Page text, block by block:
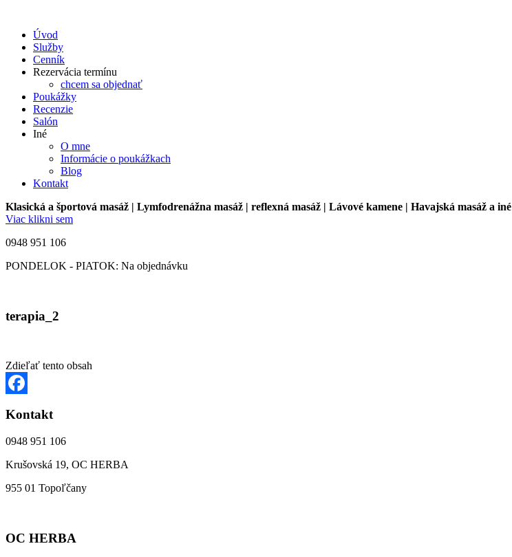
Úvod
Služby
Cenník
Rezervácia termínu
chcem sa objednať
Poukážky
Recenzie
Salón
Iné
O mne
Informácie o poukážkach
Blog
Kontakt
Klasická a športová masáž | Lymfodrenážna masáž | reflexná masáž | Lávové kamene | Havajská masáž a iné
Viac klikni sem
0948 951 106
PONDELOK - PIATOK: Na objednávku
terapia_2
Zdieľať tento obsah
Kontakt
0948 951 106
Krušovská 19, OC HERBA
955 01 Topoľčany
OC HERBA